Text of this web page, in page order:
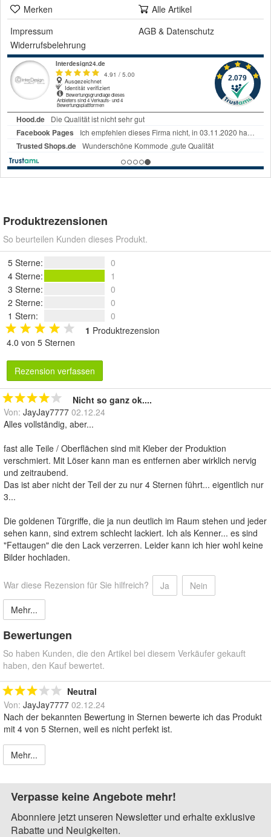
Merken
Alle Artikel
Impressum
AGB & Datenschutz
Widerrufsbelehrung
Produktrezensionen
So beurteilen Kunden dieses Produkt.
5 Sterne:
0
4 Sterne:
1
3 Sterne:
0
2 Sterne:
0
1 Stern:
0
1 Produktrezension
4.0 von 5 Sternen
Rezension verfassen
Nicht so ganz ok....
Von: JayJay7777 02.12.24
Alles vollständig, aber...
fast alle Teile / Oberflächen sind mit Kleber der Produktion
verschmiert. Mit Löser kann man es entfernen aber wirklich nervig
und zeitraubend.
Das ist aber nicht der Teil der zu nur 4 Sternen führt... eigentlich nur
3...
Die goldenen Türgriffe, die ja nun deutlich im Raum stehen und jeder
sehen kann, sind extrem schlecht lackiert. Ich als Kenner... es sind
"Fettaugen" die den Lack verzerren. Leider kann ich hier wohl keine
Bilder hochladen.
War diese Rezension für Sie hilfreich? Ja
Nein
Mehr...
Bewertungen
So haben Kunden, die den Artikel bei diesem Verkäufer gekauft
haben, den Kauf bewertet.
Neutral
Von: JayJay7777 02.12.24
Nach der bekannten Bewertung in Sternen bewerte ich das Produkt
mit 4 von 5 Sternen, weil es nicht perfekt ist.
Mehr...
Verpasse keine Angebote mehr!
Abonniere jetzt unseren Newsletter und erhalte exklusive
Rabatte und Neuigkeiten.